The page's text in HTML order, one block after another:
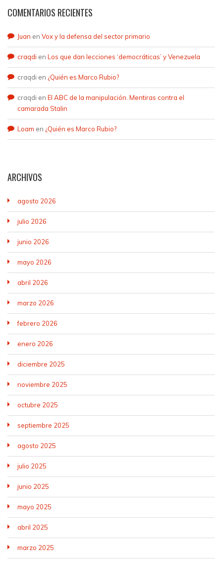
COMENTARIOS RECIENTES
Juan en Vox y la defensa del sector primario
craqdi en Los que dan lecciones ‘democráticas’ y Venezuela
craqdi en ¿Quién es Marco Rubio?
craqdi en El ABC de la manipulación. Mentiras contra el
camarada Stalin
Loam en ¿Quién es Marco Rubio?
ARCHIVOS
agosto 2026
julio 2026
junio 2026
mayo 2026
abril 2026
marzo 2026
febrero 2026
enero 2026
diciembre 2025
noviembre 2025
octubre 2025
septiembre 2025
agosto 2025
julio 2025
junio 2025
mayo 2025
abril 2025
marzo 2025